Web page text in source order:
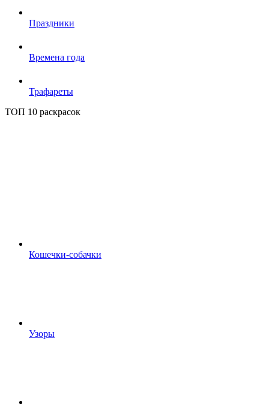
Праздники
Времена года
Трафареты
ТОП 10 раскрасок
Кошечки-собачки
Узоры